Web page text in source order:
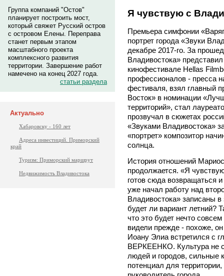
Группа компаний "Остов"
планирует построить мост,
который свяжет Русский остров
с островом Елены. Переправа
станет первым этапом
масштабного проекта
комплексного развития
территории. Завершение работ
намечено на конец 2027 года.
статьи раздела
Актуально
Хабаровску - 160 лет
Адреса инвестиций. Приморский
край
Туризм: Приморский маршрут
Недвижимость Владивостока
Я чувствую с
Премьера симфонии
портрет города «Звуки
декабре 2017-го. За
Владивостока»
кинофестивале Hellas
профессионалов - пресса
фестиваля, взял главный
Восток» в номинации
территорий», стал
прозвучал в сюжетах
«Звуками Владивостока»
«портрет» композитор
солнца.
История отношений
продолжается. «Я
готов сюда возвращаться
уже начал работу над
Владивостока» записаны
будет ли вариант летний?
что это будет нечто
видели прежде - похоже,
Иоану Элиа встретился с
ВЕРКЕЕНКО. Культура не
людей и городов, сильные
потенциал для